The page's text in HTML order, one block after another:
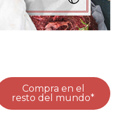
Compra en el
resto del mundo*